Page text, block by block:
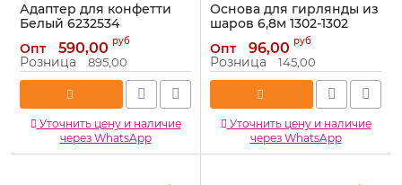
Адаптер для конфетти
Белый 6232534
Артикул: 6232534
Опт 590,00 руб
Розница 895,00
Уточнить цену и наличие
через WhatsApp
Основа для гирлянды из
шаров 6,8м 1302-1302
Артикул: 1302-1302
Опт 96,00 руб
Розница 145,00
Уточнить цену и наличие
через WhatsApp